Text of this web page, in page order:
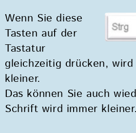
Wenn Sie diese
Tasten auf der
Tastatur
gleichzeitig drücken,
kleiner.
Das können Sie auch
Schrift wird immer kleiner.